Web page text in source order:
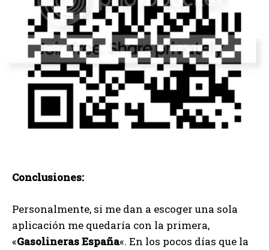
Conclusiones:
Personalmente, si me dan a escoger una sola
aplicación me quedaría con la primera,
«Gasolineras España«. En los pocos días que la